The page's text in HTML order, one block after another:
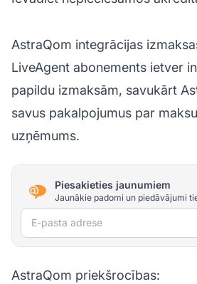
AstraQom integrācijas
LiveAgent abonements ietver
papildu izmaksām, savukārt
savus pakalpojumus par
uzņēmums.
Piesakieties jaunumiem
Jaunākie padomi un piedāvājumi
E-pasta adrese
AstraQom priekšrocības: